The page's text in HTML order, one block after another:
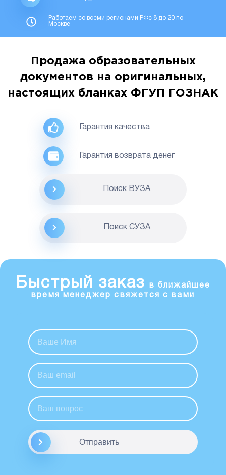
Работаем со всеми регионами РФс 8 до 20 по
Москве
Продажа образовательных
документов на оригинальных,
настоящих бланках ФГУП ГОЗНАК
Гарантия качества
Гарантия возврата денег
Поиск ВУЗА
Поиск CУЗА
Быстрый заказ
в ближайшее
время менеджер свяжется с вами
Отправить